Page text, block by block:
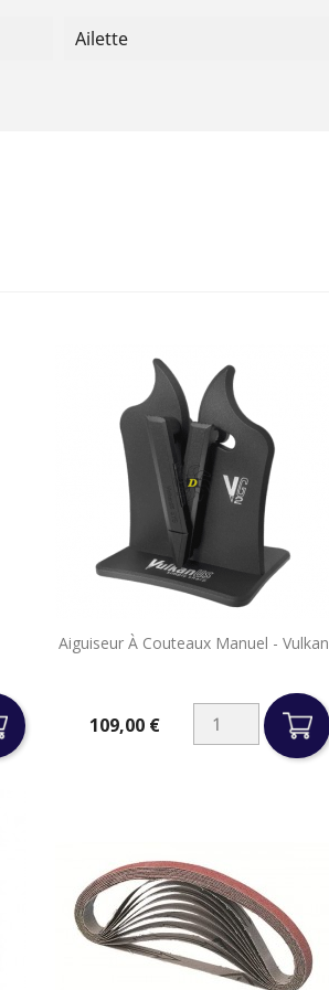
Ailette
Aiguiseur À Couteaux Manuel - Vulkan
109,00 €
Aperçu rapide